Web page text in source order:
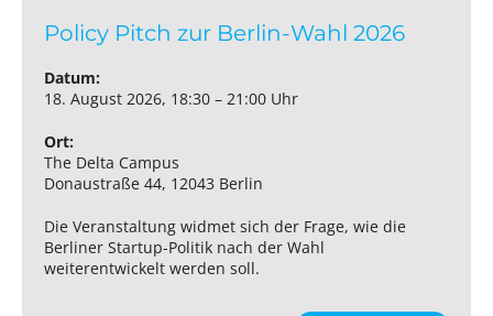
Policy Pitch zur Berlin-Wahl 2026
Datum:
18. August 2026, 18:30 – 21:00 Uhr
Ort:
The Delta Campus
Donaustraße 44, 12043 Berlin
Die Veranstaltung widmet sich der Frage, wie die
Berliner Startup-Politik nach der Wahl
weiterentwickelt werden soll.